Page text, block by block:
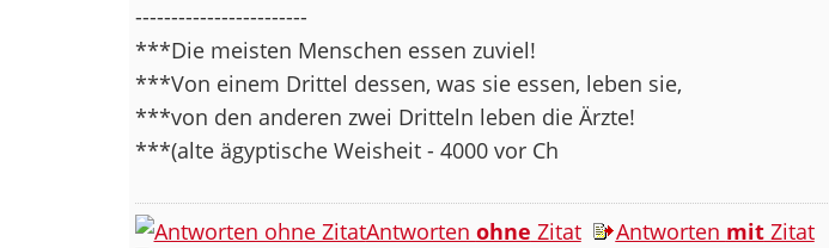
------------------------
***Die meisten Menschen essen zuviel!
***Von einem Drittel dessen, was sie essen, leben sie,
***von den anderen zwei Dritteln leben die Ärzte!
***(alte ägyptische Weisheit - 4000 vor Ch
Antworten ohne Zitat Antworten mitZitat